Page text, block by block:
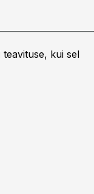
teavituse, kui sel